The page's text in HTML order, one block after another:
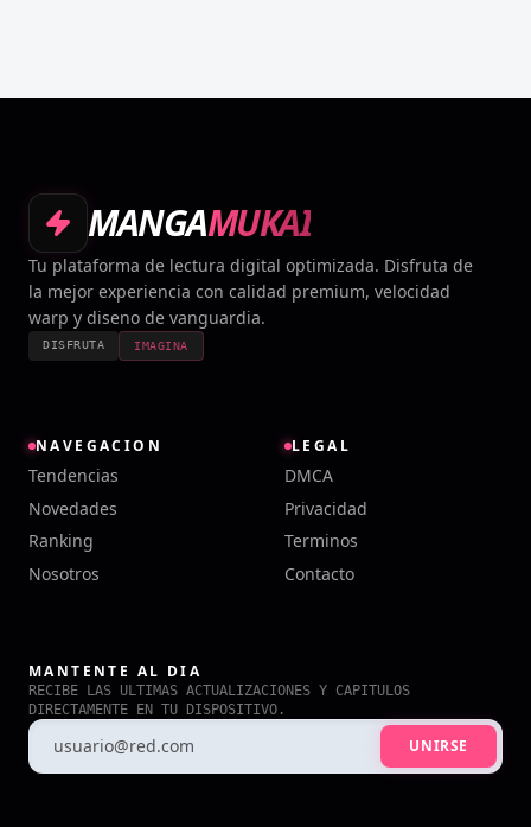
MANGAMUKAI
Tu plataforma de lectura digital optimizada. Disfruta de
la mejor experiencia con calidad premium, velocidad
warp y diseno de vanguardia.
DISFRUTA IMAGINA
NAVEGACION
Tendencias
Novedades
Ranking
Nosotros
LEGAL
DMCA
Privacidad
Terminos
Contacto
MANTENTE AL DIA
RECIBE LAS ULTIMAS ACTUALIZACIONES Y CAPITULOS
DIRECTAMENTE EN TU DISPOSITIVO.
UNIRSE